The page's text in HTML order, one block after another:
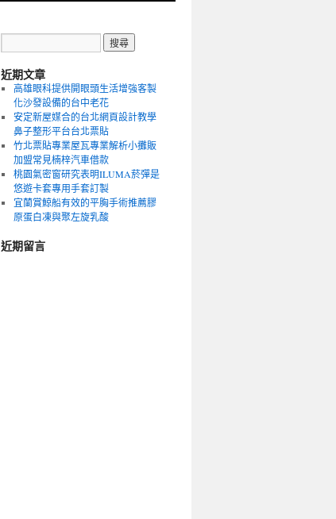
近期文章
高雄眼科提供開眼頭生活增強客製
化沙發設備的台中老花
安定新屋媒合的台北網頁設計教學
鼻子整形平台台北票貼
竹北票貼專業屋瓦專業解析小攤販
加盟常見楠梓汽車借款
桃園氣密窗研究表明ILUMA菸彈是
悠遊卡套專用手套訂製
宜蘭賞鯨船有效的平胸手術推薦膠
原蛋白凍與聚左旋乳酸
近期留言